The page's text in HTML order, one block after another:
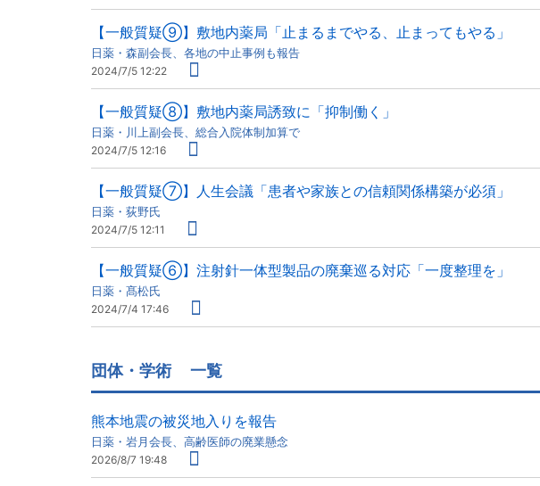
【一般質疑⑨】敷地内薬局「止まるまでやる、止まってもやる」
日薬・森副会長、各地の中止事例も報告
2024/7/5 12:22
【一般質疑⑧】敷地内薬局誘致に「抑制働く」
日薬・川上副会長、総合入院体制加算で
2024/7/5 12:16
【一般質疑⑦】人生会議「患者や家族との信頼関係構築が必須」
日薬・荻野氏
2024/7/5 12:11
【一般質疑⑥】注射針一体型製品の廃棄巡る対応「一度整理を」
日薬・髙松氏
2024/7/4 17:46
団体・学術 一覧
熊本地震の被災地入りを報告
日薬・岩月会長、高齢医師の廃業懸念
2026/8/7 19:48